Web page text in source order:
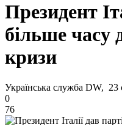
Президент
більше часу
кризи
Українська служба DW, 23
0
76